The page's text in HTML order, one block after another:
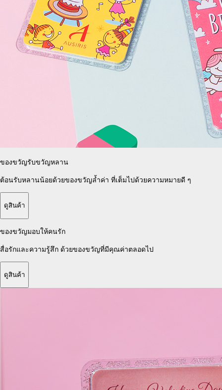
ของขวัญรับขวัญหลาน
ต้อนรับหลานน้อยด้วยของขวัญล้ำค่า ที่เต็มไปด้วยความหมายดี ๆ
ดูสินค้า
ของขวัญมอบให้คนรัก
สื่อรักและความรู้สึก ด้วยของขวัญที่มีคุณค่าตลอดไป
ดูสินค้า